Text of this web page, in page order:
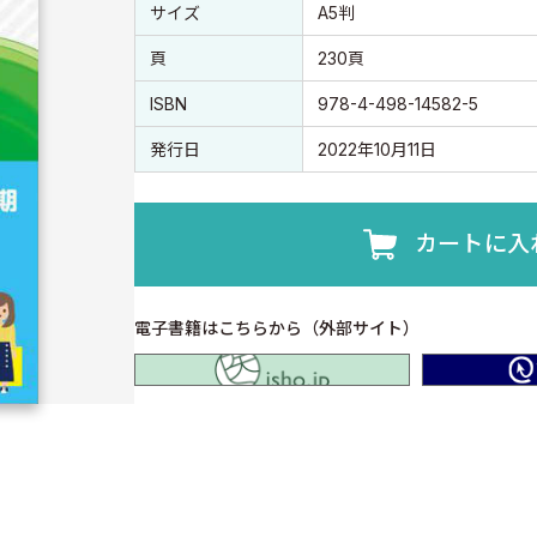
サイズ A5判
頁 230頁
ISBN 978-4-498-14582-5
発行日 2022年10月11日
カートに入
電子書籍はこちらから（外部サイト）